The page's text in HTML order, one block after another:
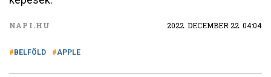
NAPI.HU 2022. DECEMBER 22. 04:04
BELFÖLD APPLE